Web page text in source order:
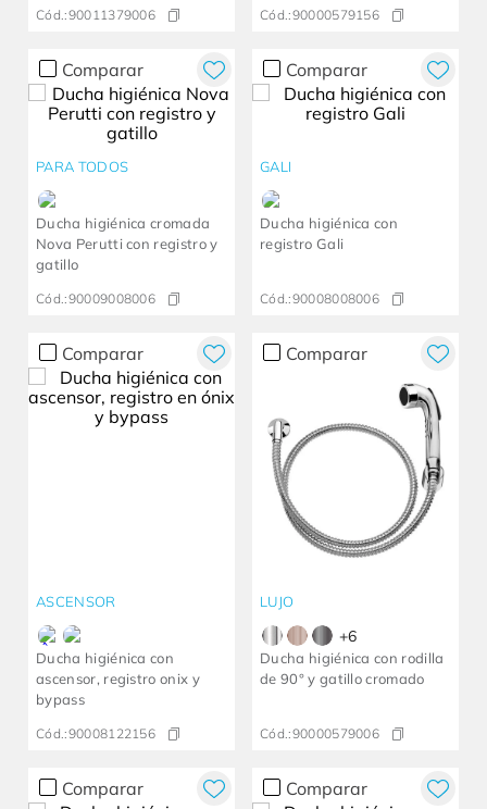
Cód.:90011379006 Cód.:90000579156
Comparar
PARA TODOS
Ducha higiénica cromada
Nova Perutti con registro y
gatillo
Cód.:90009008006
Comparar
GALI
Ducha higiénica con
registro Gali
Cód.:90008008006
Comparar
ASCENSOR
Ducha higiénica con
ascensor, registro onix y
bypass
Cód.:90008122156
Comparar
LUJO
+6
Ducha higiénica con rodilla
de 90° y gatillo cromado
Cód.:90000579006
Comparar Comparar